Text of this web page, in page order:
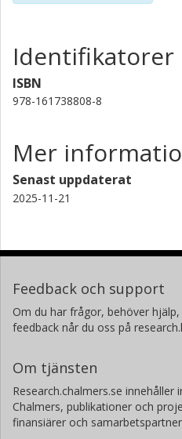
Identifikatorer
ISBN
978-161738808-8
Mer
Senast uppdaterat
2025-11-21
Feedback och support
Om du har frågor, behöver
feedback når du oss på
Om tjänsten
Research.chalmers.se
Chalmers, publikationer och
finansiärer och